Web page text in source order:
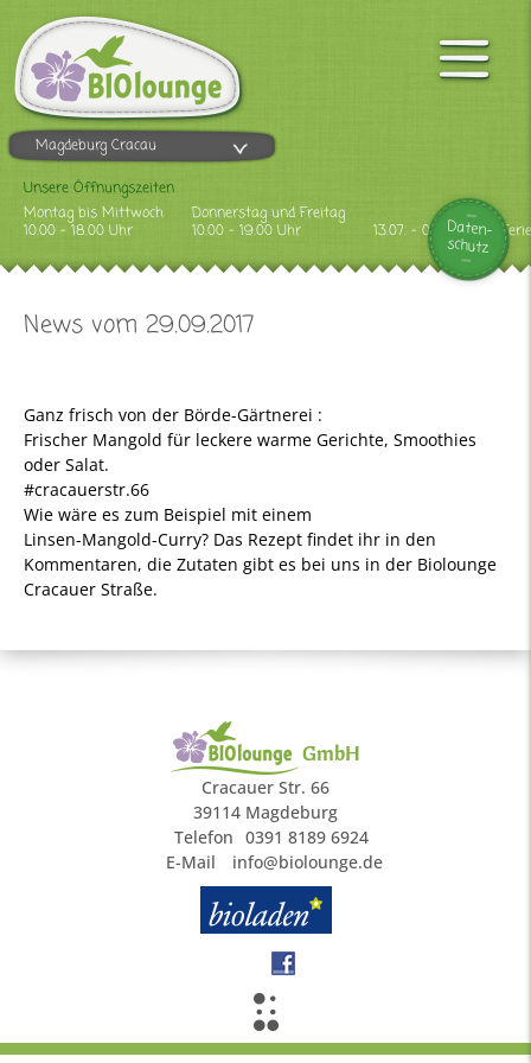
Magdeburg Cracau
Unsere Öffnungszeiten
Montag bis Mittwoch
10.00 - 18.00 Uhr
Donnerstag und Freitag
10.00 - 19.00 Uhr
13.07. - 09.08.2026
Daten-
schutz
News vom 29.09.2017
Ganz frisch von der Börde-Gärtnerei :
Frischer Mangold für leckere warme Gerichte, Smoothies
oder Salat.
#cracauerstr.66
Wie wäre es zum Beispiel mit einem
Linsen-Mangold-Curry? Das Rezept findet ihr in den
Kommentaren, die Zutaten gibt es bei uns in der Biolounge
Cracauer Straße.
GmbH
Cracauer Str. 66
39114 Magdeburg
Telefon 0391 8189 6924
E-Mail
info@biolounge.de